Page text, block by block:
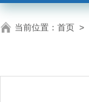
当前位置： 首页 >